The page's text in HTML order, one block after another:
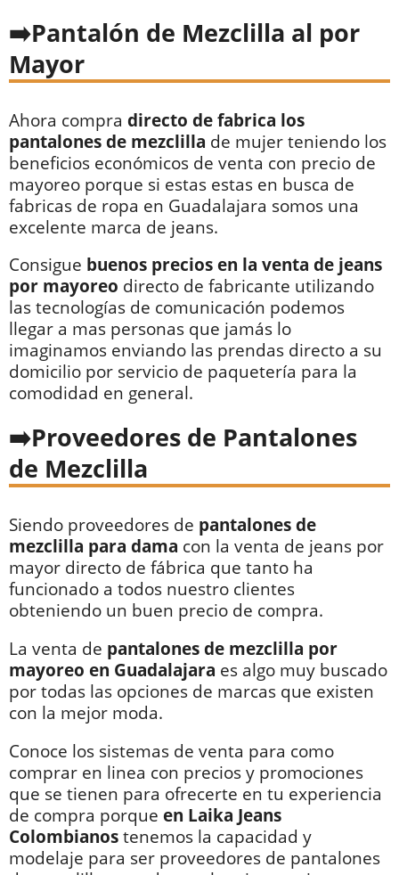
Pantalón de Mezclilla al por
Mayor
Ahora compra directo de fabrica los
pantalones de mezclilla de mujer teniendo los
beneficios económicos de venta con precio de
mayoreo porque si estas estas en busca de
fabricas de ropa en Guadalajara somos una
excelente marca de jeans.
Consigue buenos precios en la venta de jeans
por mayoreo directo de fabricante utilizando
las tecnologías de comunicación podemos
llegar a mas personas que jamás lo
imaginamos enviando las prendas directo a su
domicilio por servicio de paquetería para la
comodidad en general.
Proveedores de Pantalones
de Mezclilla
Siendo proveedores de pantalones de
mezclilla para dama con la venta de jeans por
mayor directo de fábrica que tanto ha
funcionado a todos nuestro clientes
obteniendo un buen precio de compra.
La venta de pantalones de mezclilla por
mayoreo en Guadalajara es algo muy buscado
por todas las opciones de marcas que existen
con la mejor moda.
Conoce los sistemas de venta para como
comprar en linea con precios y promociones
que se tienen para ofrecerte en tu experiencia
de compra porque en Laika Jeans
Colombianos tenemos la capacidad y
modelaje para ser proveedores de pantalones